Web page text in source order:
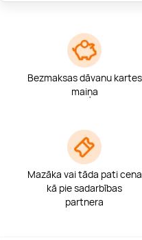
Bezmaksas dāvanu kartes
maiņa
Mazāka vai tāda pati cena
kā pie sadarbības
partnera